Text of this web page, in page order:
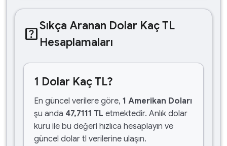
help_centerSıkça Aranan Dolar Kaç TL
Hesaplamaları
1 Dolar Kaç TL?
En güncel verilere göre, 1 Amerikan Doları
şu anda 47,7111 TL etmektedir. Anlık dolar
kuru ile bu değeri hızlıca hesaplayın ve
güncel dolar tl verilerine ulaşın.